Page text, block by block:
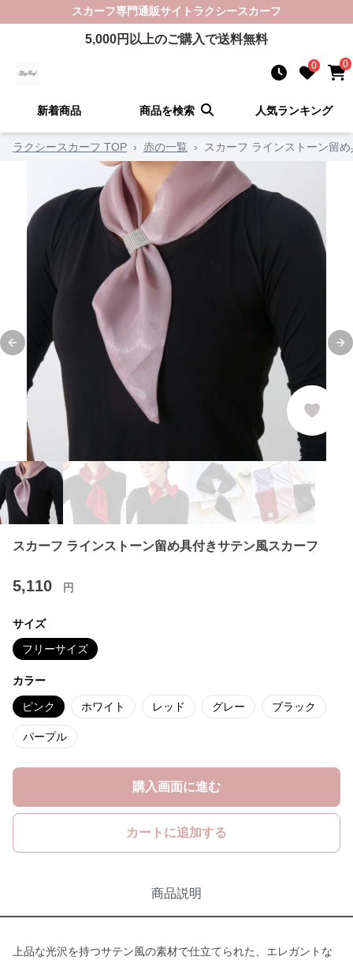
スカーフ専門通販サイト ラクシースカーフ
5,000円以上のご購入で送料無料
0 0
新着商品 商品を検索 人気ランキング
ラクシースカーフ TOP › 赤の一覧 › スカーフ ラインストーン留
Previous slide
スカーフ ラインストーン留め具付きサテン風スカーフ
5,110 円
サイズ
フリーサイズ
カラー
ピンク ホワイト レッド グレー ブラック
パープル
購入画面に進む
カートに追加する
商品説明
上品な光沢を持つサテン風の素材で仕立てられた、エレガントな